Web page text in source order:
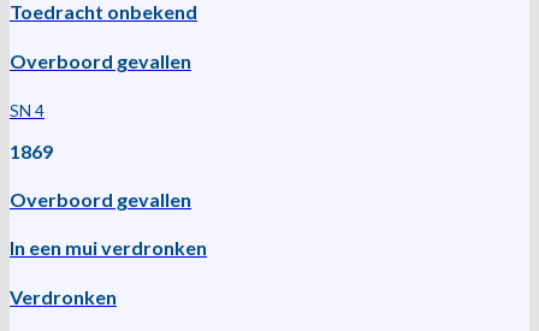
Toedracht onbekend
Overboord gevallen
SN 4
1869
Overboord gevallen
In een mui verdronken
Verdronken